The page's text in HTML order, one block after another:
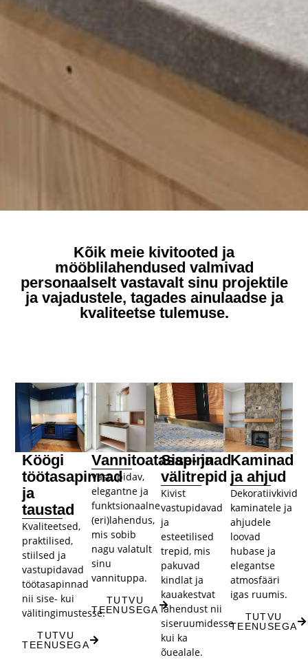
Kõik meie kivitooted ja
mööblilahendused valmivad
personaalselt vastavalt sinu projektile
ja vajadustele, tagades ainulaadse ja
kvaliteetse tulemuse.
Köögi
töötasapinnad
ja
taustad
Kvaliteetsed,
praktilised,
stiilsed ja
vastupidavad
töötasapinnad
nii sise- kui
välitingimustesse.
TUTVU
TEENUSEGA
Vannitoatasapinnad
Vastupidav,
elegantne ja
funktsionaalne
(eri)lahendus,
mis sobib
nagu valatult
sinu
vannituppa.
TUTVU
TEENUSEGA
Sise- ja
välitrepid​
Kivist
vastupidavad
ja
esteetilised
trepid, mis
pakuvad
kindlat ja
kauakestvat
lahendust nii
siseruumidesse
kui ka
õuealale.
Kaminad
ja ahjud
Dekoratiivkivid
kaminatele ja
ahjudele
loovad
hubase ja
elegantse
atmosfääri
igas ruumis.
TUTVU
TEENUSEGA